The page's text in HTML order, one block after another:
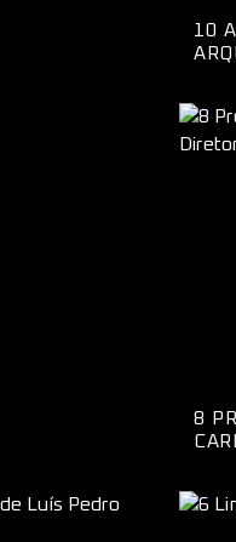
10
8